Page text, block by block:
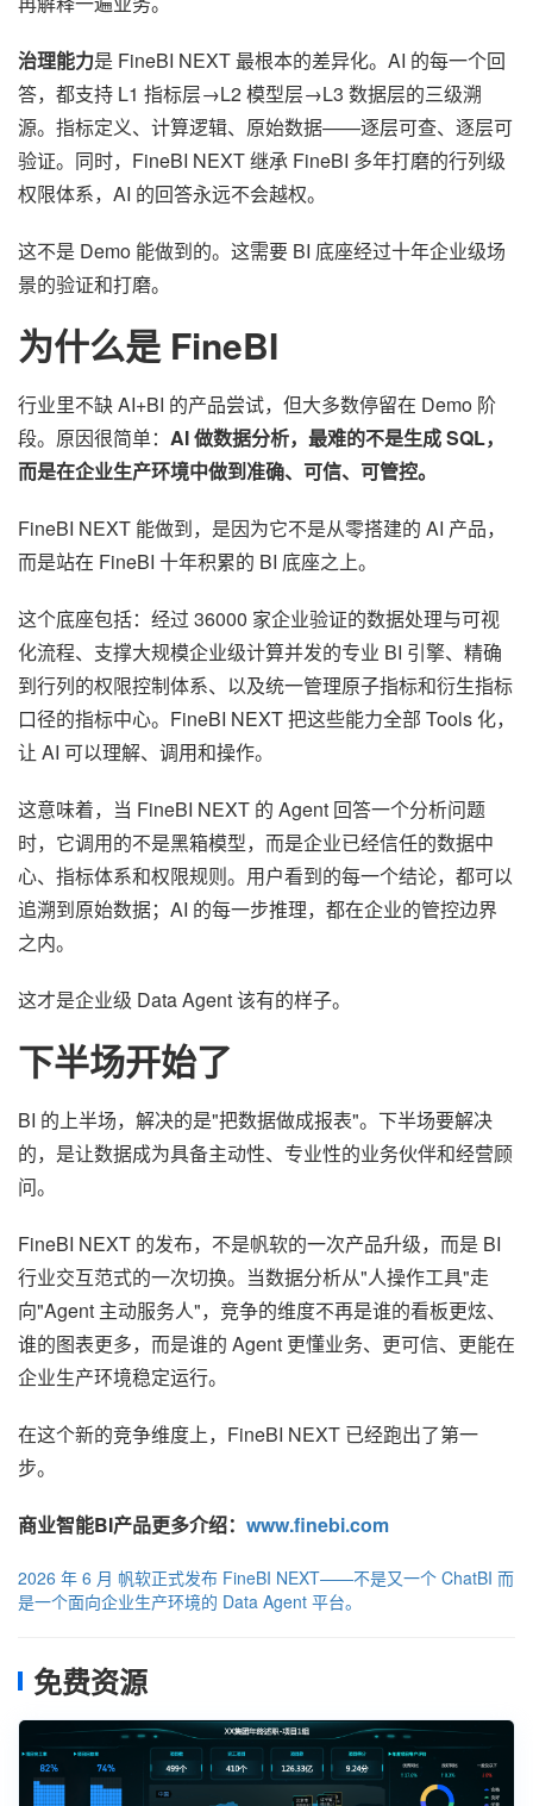
治理能力是 FineBI NEXT 最根本的差异化。AI 的每一个回
答，都支持 L1 指标层→L2 模型层→L3 数据层的三级溯
源。指标定义、计算逻辑、原始数据——逐层可查、逐层可
验证。同时，FineBI NEXT 继承 FineBI 多年打磨的行列级
权限体系，AI 的回答永远不会越权。
这不是 Demo 能做到的。这需要 BI 底座经过十年企业级场
景的验证和打磨。
为什么是 FineBI
行业里不缺 AI+BI 的产品尝试，但大多数停留在 Demo 阶
段。原因很简单： AI 做数据分析，最难的不是生成 SQL，
而是在企业生产环境中做到准确、可信、可管控。
FineBI NEXT 能做到，是因为它不是从零搭建的 AI 产品，
而是站在 FineBI 十年积累的 BI 底座之上。
这个底座包括：经过 36000 家企业验证的数据处理与可视
化流程、支撑大规模企业级计算并发的专业 BI 引擎、精确
到行列的权限控制体系、以及统一管理原子指标和衍生指标
口径的指标中心。FineBI NEXT 把这些能力全部 Tools 化，
让 AI 可以理解、调用和操作。
这意味着，当 FineBI NEXT 的 Agent 回答一个分析问题
时，它调用的不是黑箱模型，而是企业已经信任的数据中
心、指标体系和权限规则。用户看到的每一个结论，都可以
追溯到原始数据；AI 的每一步推理，都在企业的管控边界
之内。
这才是企业级 Data Agent 该有的样子。
下半场开始了
BI 的上半场，解决的是"把数据做成报表"。下半场要解决
的，是让数据成为具备主动性、专业性的业务伙伴和经营顾
问。
FineBI NEXT 的发布，不是帆软的一次产品升级，而是 BI
行业交互范式的一次切换。当数据分析从"人操作工具"走
向"Agent 主动服务人"，竞争的维度不再是谁的看板更炫、
谁的图表更多，而是谁的 Agent 更懂业务、更可信、更能在
企业生产环境稳定运行。
在这个新的竞争维度上，FineBI NEXT 已经跑出了第一
步。
商业智能BI产品更多介绍： www.finebi.com
2026 年 6 月 帆软正式发布 FineBI NEXT——不是又一个 ChatBI 而
是一个面向企业生产环境的 Data Agent 平台。
免费资源